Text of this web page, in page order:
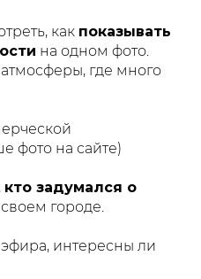
как показывать
на одном фото.
где много
фото на сайте)
кто задумался о
городе.
интересны ли